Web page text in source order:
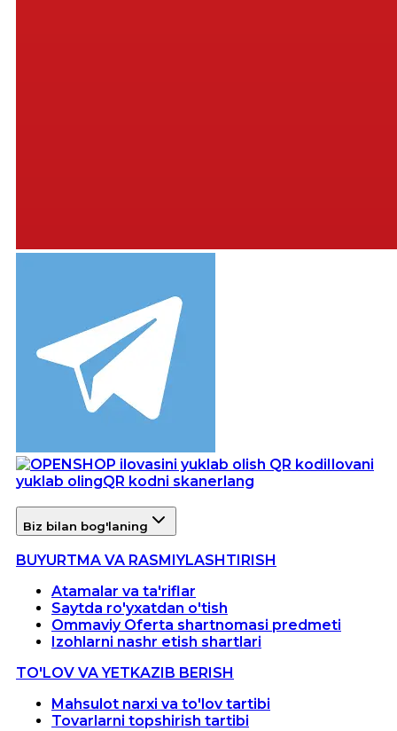
Ilovani
yuklab olingQR kodni skanerlang
Biz bilan bog'laning
BUYURTMA VA RASMIYLASHTIRISH
Atamalar va ta'riflar
Saytda ro'yxatdan o'tish
Ommaviy Oferta shartnomasi predmeti
Izohlarni nashr etish shartlari
TO'LOV VA YETKAZIB BERISH
Mahsulot narxi va to'lov tartibi
Tovarlarni topshirish tartibi